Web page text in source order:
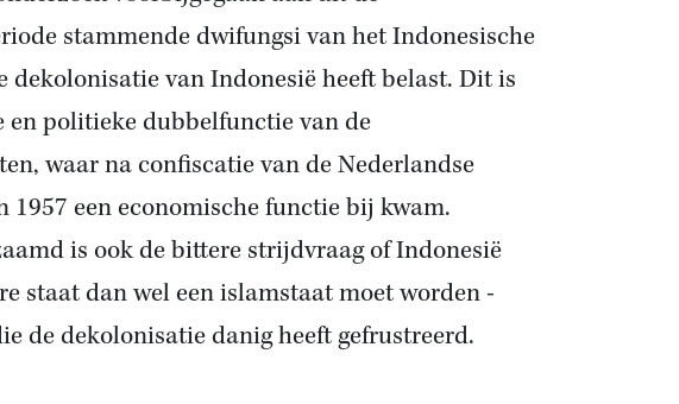
stammende dwifungsi van het Indonesische
dekolonisatie van Indonesië heeft belast. Dit is
politieke dubbelfunctie van de
waar na confiscatie van de Nederlandse
1957 een economische functie bij kwam.
is ook de bittere strijdvraag of Indonesië
staat dan wel een islamstaat moet worden -
de dekolonisatie danig heeft gefrustreerd.